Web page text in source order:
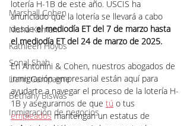
Marshall Cohen
Nisha Karnani
Kathleen Hoyos
Sonal Shah
Liann Campagne
Bethany Biswas
Inmigración de negocios
lotería H-1B de este año. USCIS ha
anunciado que la lotería se llevará a cabo
desde el mediodía ET del 7 de marzo hasta
el mediodía ET del 24 de marzo de 2025.
En Antonini & Cohen, nuestros abogados de
inmigración empresarial están aquí para
ayudarte a navegar el proceso de la lotería H-
1B y asegurarnos de que tú o tus
empleados mantengan un estatus de